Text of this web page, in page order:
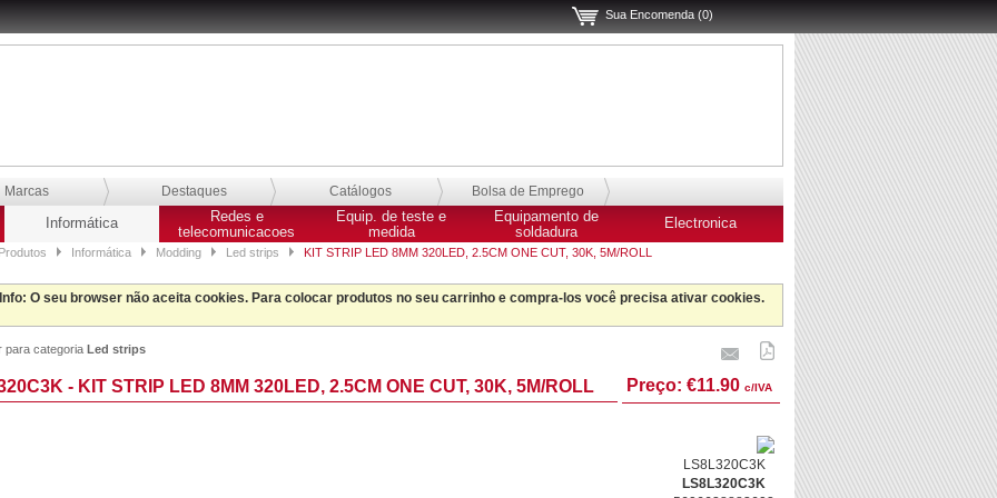
Sua Encomenda (0)
Marcas Destaques Catálogos Bolsa de Emprego
Informática
Redes e
telecomunicacoes
Equip. de teste e
medida
Equipamento de
soldadura
Electronica
Produtos Informática Modding Led strips KIT STRIP LED 8MM 320LED, 2.5CM ONE CUT, 30K, 5M/ROLL
Info: O seu browser não aceita cookies. Para colocar produtos no seu carrinho e compra-los você precisa ativar cookies.
para categoria Led strips
- KIT STRIP LED 8MM 320LED, 2.5CM ONE CUT, 30K, 5M/ROLL Preço: €11.90 c/IVA
LS8L320C3K
LS8L320C3K